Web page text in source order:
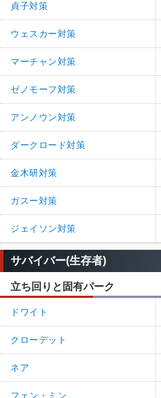
貞子対策
ウェスカー対策
マーチャン対策
ゼノモーフ対策
アンノウン対策
ダークロード対策
金木研対策
ガスー対策
ジェイソン対策
サバイバー(生存者)
立ち回りと固有パーク
ドワイト
クローデット
ネア
フェン・ミン